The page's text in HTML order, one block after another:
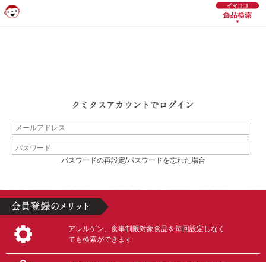
パスワードの再設定/パスワードを忘れた場合
アレルゲン、食事制限対象食品を毎回設定しなく
ても検索ができます